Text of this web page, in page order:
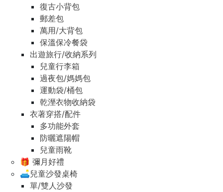
復古小背包
郵差包
萬用/大背包
保溫保冷餐袋
出遊旅行/收納系列
兒童行李箱
過夜包/媽媽包
運動袋/桶包
乾溼衣物收納袋
衣著穿搭/配件
多功能外套
防曬遮陽帽
兒童雨靴
🎁 彌月好禮
🛋️兒童沙發桌椅
單/雙人沙發